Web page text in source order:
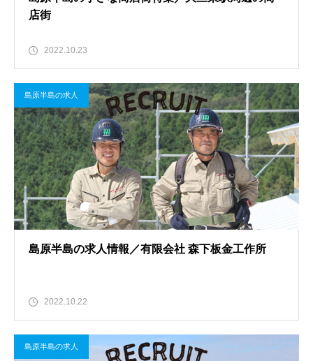
店街
2022.10.23
島原半島の求人
島原半島の求人情報／有限会社 森下板金工作所
2022.10.22
島原半島の求人